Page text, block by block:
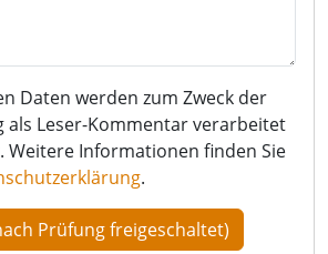
Daten werden zum Zweck der
Leser-Kommentar verarbeitet
Weitere Informationen finden Sie
.